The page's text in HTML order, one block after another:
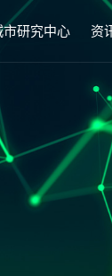
市研究中心
简介
与使命
历程
资
媒体报道
行业动态
公告通知